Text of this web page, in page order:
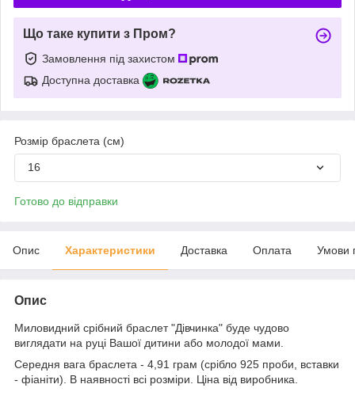
Що таке купити з Пром?
Замовлення під захистом
Доступна доставка
Розмір браслета (см)
16
Готово до відправки
Опис Характеристики Доставка Оплата Умови
Опис
Миловидний срібний браслет "Дівчинка" буде чудово
виглядати на руці Вашої дитини або молодої мами.
Середня вага браслета - 4,91 грам (срібло 925 проби, вставки
- фіаніти). В наявності всі розміри. Ціна від виробника.